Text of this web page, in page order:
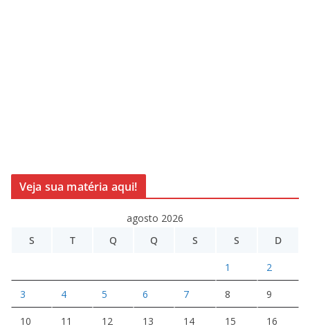
Veja sua matéria aqui!
agosto 2026
S
T Q Q S S D
1 2
3 4 5 6 7 8 9
10 11 12 13 14 15 16